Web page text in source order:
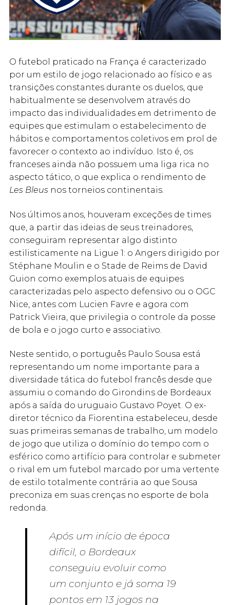
O futebol praticado na França é caracterizado
por um estilo de jogo relacionado ao físico e as
transições constantes durante os duelos, que
habitualmente se desenvolvem através do
impacto das individualidades em detrimento de
equipes que estimulam o estabelecimento de
hábitos e comportamentos coletivos em prol de
favorecer o contexto ao indivíduo. Isto é, os
franceses ainda não possuem uma liga rica no
aspecto tático, o que explica o rendimento de
Les Bleus nos torneios continentais.
Nos últimos anos, houveram exceções de times
que, a partir das ideias de seus treinadores,
conseguiram representar algo distinto
estilisticamente na Ligue 1: o Angers dirigido por
Stéphane Moulin e o Stade de Reims de David
Guion como exemplos atuais de equipes
caracterizadas pelo aspecto defensivo ou o OGC
Nice, antes com Lucien Favre e agora com
Patrick Vieira, que privilegia o controle da posse
de bola e o jogo curto e associativo.
Neste sentido, o português Paulo Sousa está
representando um nome importante para a
diversidade tática do futebol francês desde que
assumiu o comando do Girondins de Bordeaux
após a saída do uruguaio Gustavo Poyet. O ex-
diretor técnico da Fiorentina estabeleceu, desde
suas primeiras semanas de trabalho, um modelo
de jogo que utiliza o domínio do tempo com o
esférico como artifício para controlar e submeter
o rival em um futebol marcado por uma vertente
de estilo totalmente contrária ao que Sousa
preconiza em suas crenças no esporte de bola
redonda.
Após um início de época
difícil, o Bordeaux
conseguiu evoluir como
um conjunto e já soma 19
pontos em 13 jogos na